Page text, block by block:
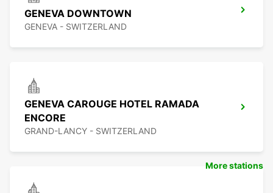
GENEVA DOWNTOWN
GENEVA - SWITZERLAND
GENEVA CAROUGE HOTEL RAMADA
ENCORE
GRAND-LANCY - SWITZERLAND
More stations